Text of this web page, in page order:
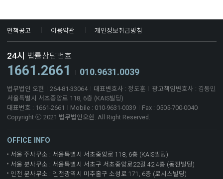
면책공고 이용약관 개인정보취급방침
24시 법률상담번호
1661.2661 010.9631.0039
법무법인 오현 264-81-33064 대표변호사 : 정도훈
광고책임변호사 : 김동민
서울특별시 서초중앙로 118, 6층 (KAIS빌딩)
대표번호 : 1661-2661
Mobile : 010-9631-0039
Fax : 0505-700-0040
Copyright ⓒ 2021 법무법인오현. All Right Reserved.
OFFICE INFO
서울 주사무소 : 서울특별시 서초중앙로 118, 6층 (KAIS빌딩)
서울 분사무소 : 서울특별시 서초구 서초중앙로22길 42 4층 (동진빌딩)
인천 분사무소 : 인천광역시 미추홀구 소성로 171, 6층 (로시스빌딩)